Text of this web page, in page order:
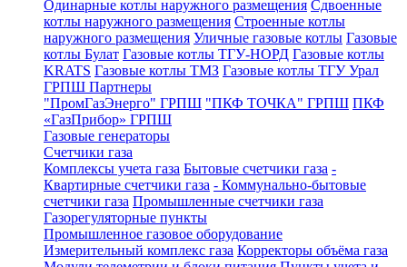
Одинарные котлы наружного размещения Сдвоенные
котлы наружного размещения Строенные котлы
наружного размещения Уличные газовые котлы Газовые
котлы Булат Газовые котлы ТГУ-НОРД Газовые котлы
KRATS Газовые котлы ТМЗ Газовые котлы ТГУ Урал
ГРПШ Партнеры
"ПромГазЭнерго" ГРПШ "ПКФ ТОЧКА" ГРПШ ПКФ
«ГазПрибор» ГРПШ
Газовые генераторы
Счетчики газа
Комплексы учета газа Бытовые счетчики газа -
Квартирные счетчики газа - Коммунально-бытовые
счетчики газа Промышленные счетчики газа
Газорегуляторные пункты
Промышленное газовое оборудование
Измерительный комплекс газа Корректоры объёма газа